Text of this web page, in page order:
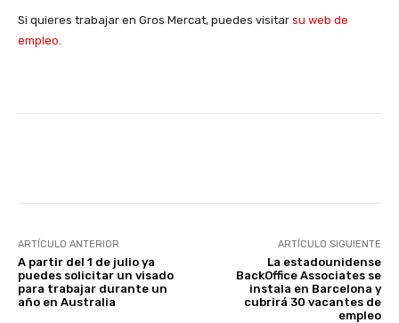
Si quieres trabajar en Gros Mercat, puedes visitar su web de
empleo.
ARTÍCULO ANTERIOR
A partir del 1 de julio ya
puedes solicitar un visado
para trabajar durante un
año en Australia
ARTÍCULO SIGUIENTE
La estadounidense
BackOffice Associates se
instala en Barcelona y
cubrirá 30 vacantes de
empleo